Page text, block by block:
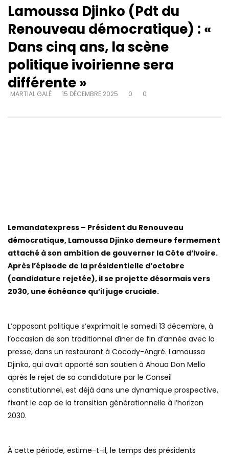
Lamoussa Djinko (Pdt du
Renouveau démocratique) : «
Dans cinq ans, la scène
politique ivoirienne sera
différente »
MARTIAL GALÉ 15 DÉCEMBRE 2025 0 0
Lemandatexpress – Président du Renouveau
démocratique, Lamoussa Djinko demeure fermement
attaché à son ambition de gouverner la Côte d’Ivoire.
Après l’épisode de la présidentielle d’octobre
(candidature rejetée), il se projette désormais vers
2030, une échéance qu’il juge cruciale.
L’opposant politique s’exprimait le samedi 13 décembre, à
l’occasion de son traditionnel dîner de fin d’année avec la
presse, dans un restaurant à Cocody-Angré. Lamoussa
Djinko, qui avait apporté son soutien à Ahoua Don Mello
après le rejet de sa candidature par le Conseil
constitutionnel, est déjà dans une dynamique prospective,
fixant le cap de la transition générationnelle à l’horizon
2030.
À cette période, estime-t-il, le temps des présidents